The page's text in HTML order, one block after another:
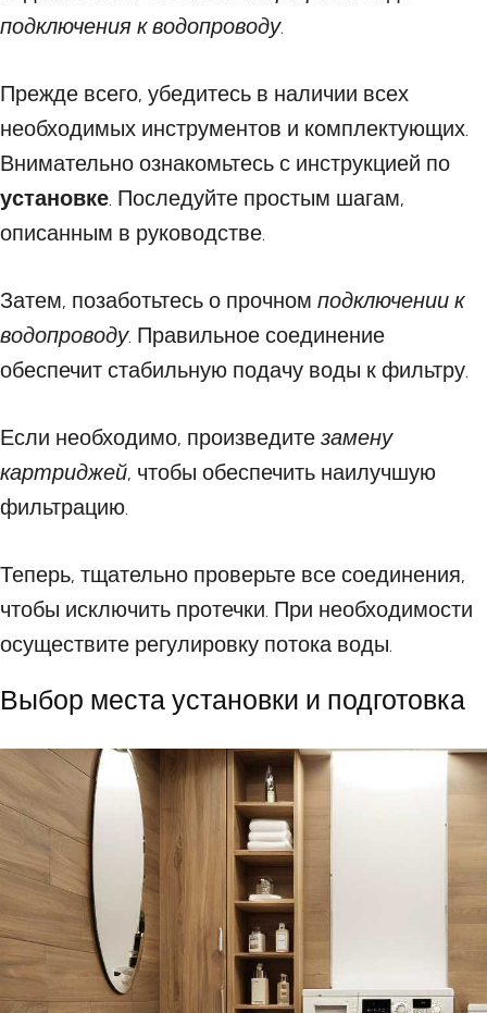
подключения к водопроводу.
Прежде всего, убедитесь в наличии всех
необходимых инструментов и комплектующих.
Внимательно ознакомьтесь с инструкцией по
установке. Последуйте простым шагам,
описанным в руководстве.
Затем, позаботьтесь о прочном подключении к
водопроводу. Правильное соединение
обеспечит стабильную подачу воды к фильтру.
Если необходимо, произведите замену
картриджей, чтобы обеспечить наилучшую
фильтрацию.
Теперь, тщательно проверьте все соединения,
чтобы исключить протечки. При необходимости
осуществите регулировку потока воды.
Выбор места установки и подготовка